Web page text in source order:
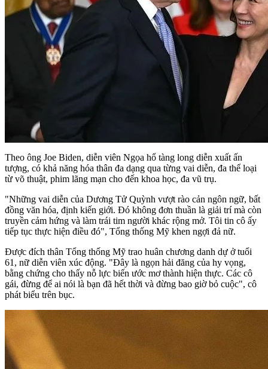
Theo ông Joe Biden, diễn viên Ngọa hổ tàng long diễn xuất ấn
tượng, có khả năng hóa thân đa dạng qua từng vai diễn, đa thể loại
từ võ thuật, phim lãng mạn cho đến khoa học, đa vũ trụ.
"Những vai diễn của Dương Tử Quỳnh vượt rào cản ngôn ngữ, bất
đồng văn hóa, định kiến giới. Đó không đơn thuần là giải trí mà còn
truyền cảm hứng và làm trái tim người khác rộng mở. Tôi tin cô ấy
tiếp tục thực hiện điều đó", Tổng thống Mỹ khen ngợi đả nữ.
Được đích thân Tổng thống Mỹ trao huân chương danh dự ở tuổi
61, nữ diễn viên xúc động. "Đây là ngọn hải đăng của hy vọng,
bằng chứng cho thấy nỗ lực biến ước mơ thành hiện thực. Các cô
gái, đừng để ai nói là bạn đã hết thời và đừng bao giờ bỏ cuộc", cô
phát biểu trên bục.